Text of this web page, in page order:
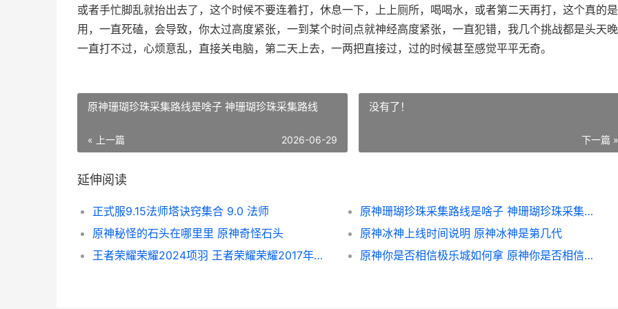
或者手忙脚乱就抬出去了，这个时候不要连着打，休息一下，上上厕所，喝喝水，或者第二天再打，这个真的
用，一直死磕，会导致，你太过高度紧张，一到某个时间点就神经高度紧张，一直犯错，我几个挑战都是头天
一直打不过，心烦意乱，直接关电脑，第二天上去，一两把直接过，过的时候甚至感觉平平无奇。
原神珊瑚珍珠采集路线是啥子 神珊瑚珍珠采集路线
« 上一篇 2026-06-29
没有了！
下一篇 »
延伸阅读
正式服9.15法师塔诀窍集合 9.0 法师
原神珊瑚珍珠采集路线是啥子 神珊瑚珍珠采集路线
原神秘怪的石头在哪里里 原神奇怪石头
原神冰神上线时间说明 原神冰神是第几代
王者荣耀荣耀2024项羽 王者荣耀荣耀2017年突然听与我同行
原神你是否相信极乐城如何拿 原神你是否相信我的爱